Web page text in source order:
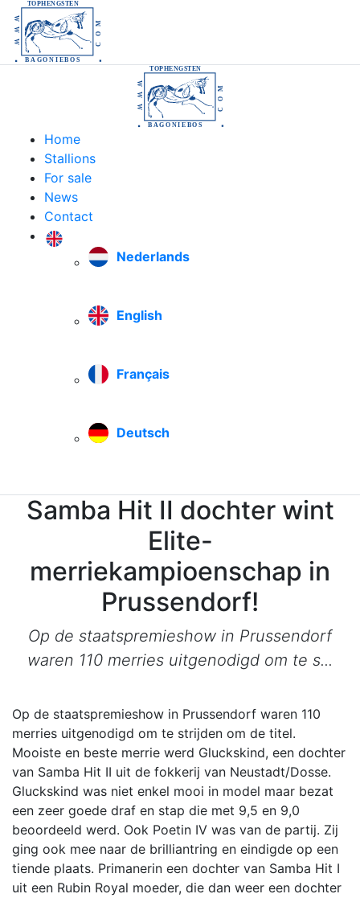
TOPHENGSTEN
BAGONIEBOS
COM
WWW
TOPHENGSTEN
BAGONIEBOS
COM
WWW
Home
Stallions
For sale
News
Contact
Nederlands
English
Français
Deutsch
Samba Hit II dochter wint
Elite-
merriekampioenschap in
Prussendorf!
Op de staatspremieshow in Prussendorf
waren 110 merries uitgenodigd om te s...
Op de staatspremieshow in Prussendorf waren 110
merries uitgenodigd om te strijden om de titel.
Mooiste en beste merrie werd Gluckskind, een dochter
van Samba Hit II uit de fokkerij van Neustadt/Dosse.
Gluckskind was niet enkel mooi in model maar bezat
een zeer goede draf en stap die met 9,5 en 9,0
beoordeeld werd. Ook Poetin IV was van de partij. Zij
ging ook mee naar de brilliantring en eindigde op een
tiende plaats. Primanerin een dochter van Samba Hit I
uit een Rubin Royal moeder, die dan weer een dochter